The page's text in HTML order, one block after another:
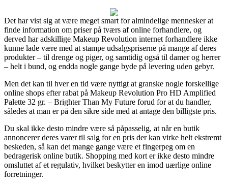
Det har vist sig at være meget smart for almindelige mennesker at
finde information om priser på tværs af online forhandlere, og
derved har adskillige Makeup Revolution internet forhandlere ikke
kunne lade være med at stampe udsalgspriserne på mange af deres
produkter – til drenge og piger, og samtidig også til damer og herrer
– helt i bund, og endda nogle gange byde på levering uden gebyr.
Men det kan til hver en tid være nyttigt at granske nogle forskellige
online shops efter rabat på Makeup Revolution Pro HD Amplified
Palette 32 gr. – Brighter Than My Future forud for at du handler,
således at man er på den sikre side med at antage den billigste pris.
Du skal ikke desto mindre være så påpasselig, at når en butik
annoncerer deres varer til salg for en pris der kan virke helt ekstremt
beskeden, så kan det mange gange være et fingerpeg om en
bedragerisk online butik. Shopping med kort er ikke desto mindre
omsluttet af et regulativ, hvilket beskytter en imod uærlige online
forretninger.